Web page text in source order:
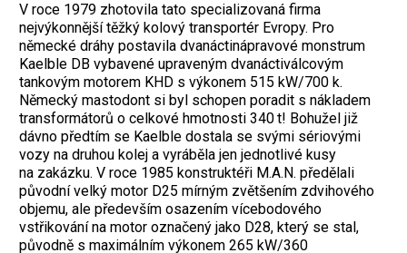
V roce 1979 zhotovila tato specializovaná firma
nejvýkonnější těžký kolový transportér Evropy. Pro
německé dráhy postavila dvanáctinápravové monstrum
Kaelble DB vybavené upraveným dvanáctiválcovým
tankovým motorem KHD s výkonem 515 kW/700 k.
Německý mastodont si byl schopen poradit s nákladem
transformátorů o celkové hmotnosti 340 t! Bohužel již
dávno předtím se Kaelble dostala se svými sériovými
vozy na druhou kolej a vyráběla jen jednotlivé kusy
na zakázku. V roce 1985 konstruktéři M.A.N. předělali
původní velký motor D25 mírným zvětšením zdvihového
objemu, ale především osazením vícebodového
vstřikování na motor označený jako D28, který se stal,
původně s maximálním výkonem 265 kW/360